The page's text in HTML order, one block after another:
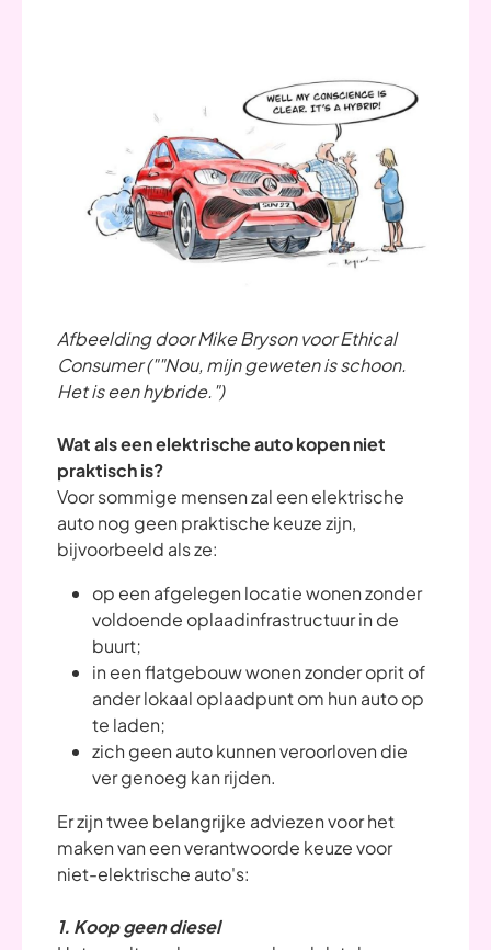
Afbeelding door Mike Bryson voor Ethical
Consumer (""Nou, mijn geweten is schoon.
Het is een hybride.")
Wat als een elektrische auto kopen niet
praktisch is?
Voor sommige mensen zal een elektrische
auto nog geen praktische keuze zijn,
bijvoorbeeld als ze:
op een afgelegen locatie wonen zonder
voldoende oplaadinfrastructuur in de
buurt;
in een flatgebouw wonen zonder oprit of
ander lokaal oplaadpunt om hun auto op
te laden;
zich geen auto kunnen veroorloven die
ver genoeg kan rijden.
Er zijn twee belangrijke adviezen voor het
maken van een verantwoorde keuze voor
niet-elektrische auto's:
1. Koop geen diesel